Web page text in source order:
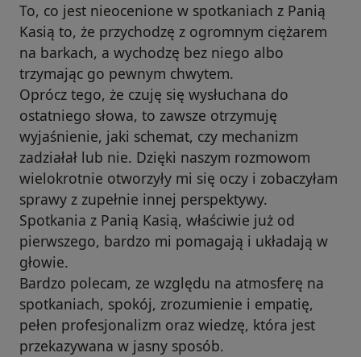
To, co jest nieocenione w spotkaniach z Panią
Kasią to, że przychodzę z ogromnym ciężarem
na barkach, a wychodzę bez niego albo
trzymając go pewnym chwytem.
Oprócz tego, że czuję się wysłuchana do
ostatniego słowa, to zawsze otrzymuję
wyjaśnienie, jaki schemat, czy mechanizm
zadziałał lub nie. Dzięki naszym rozmowom
wielokrotnie otworzyły mi się oczy i zobaczyłam
sprawy z zupełnie innej perspektywy.
Spotkania z Panią Kasią, właściwie już od
pierwszego, bardzo mi pomagają i układają w
głowie.
Bardzo polecam, ze względu na atmosferę na
spotkaniach, spokój, zrozumienie i empatię,
pełen profesjonalizm oraz wiedzę, która jest
przekazywana w jasny sposób.